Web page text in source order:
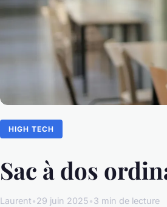
HIGH TECH
Sac à dos
Laurent•29 juin 2025•3 min de lecture